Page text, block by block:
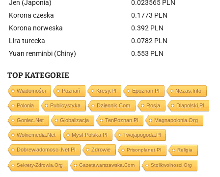
Jen (Japonia)
0.023565 PLN
Korona czeska
0.1773 PLN
Korona norweska
0.392 PLN
Lira turecka
0.0782 PLN
Yuan renminbi (Chiny)
0.553 PLN
TOP KATEGORIE
Wiadomości Poznań Kresy.pl Epoznan.pl Nczas.info
Polonia Publicystyka Dziennik.com Rosja Dlapolski.pl
Goniec.net Globalizacja TenPoznan.pl Magnapolonia.org
Wolnemedia.net Mysl-Polska.pl Twojapogoda.pl
Dobrewiadomosci.net.pl Zdrowie Prisonplanet.pl Religia
Sekrety-Zdrowia.org Gazetawarszawska.com Stolikwolnosci.org